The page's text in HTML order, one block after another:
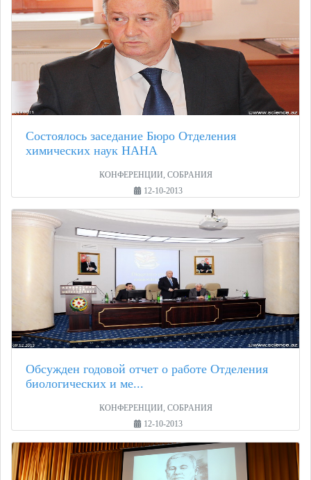
Состоялось заседание Бюро Отделения
химических наук НАНА
КОНФЕРЕНЦИИ, СОБРАНИЯ
12-10-2013
Обсужден годовой отчет о работе Отделения
биологических и ме...
КОНФЕРЕНЦИИ, СОБРАНИЯ
12-10-2013